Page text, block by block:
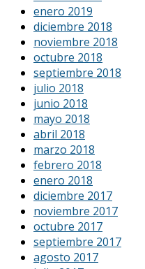
enero 2019
diciembre 2018
noviembre 2018
octubre 2018
septiembre 2018
julio 2018
junio 2018
mayo 2018
abril 2018
marzo 2018
febrero 2018
enero 2018
diciembre 2017
noviembre 2017
octubre 2017
septiembre 2017
agosto 2017